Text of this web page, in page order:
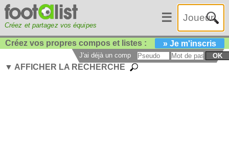
Créez et partagez vos équipes
☰
Créez vos propres compos et listes : » Je m'inscris
J'ai déjà un compte : OK
▼ AFFICHER LA RECHERCHE